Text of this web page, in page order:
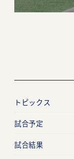
トピックス
試合予定
試合結果